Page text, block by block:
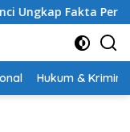
Persidangan
Hukum &